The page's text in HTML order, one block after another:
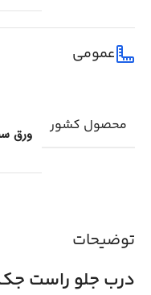
توضیحات
درب جلو راست
عمومی
محصول کشور
ورق